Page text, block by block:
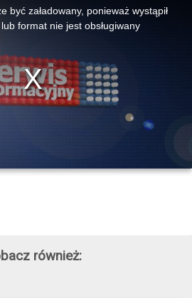
być załadowany, ponieważ wystąpił
format nie jest obsługiwany
również: